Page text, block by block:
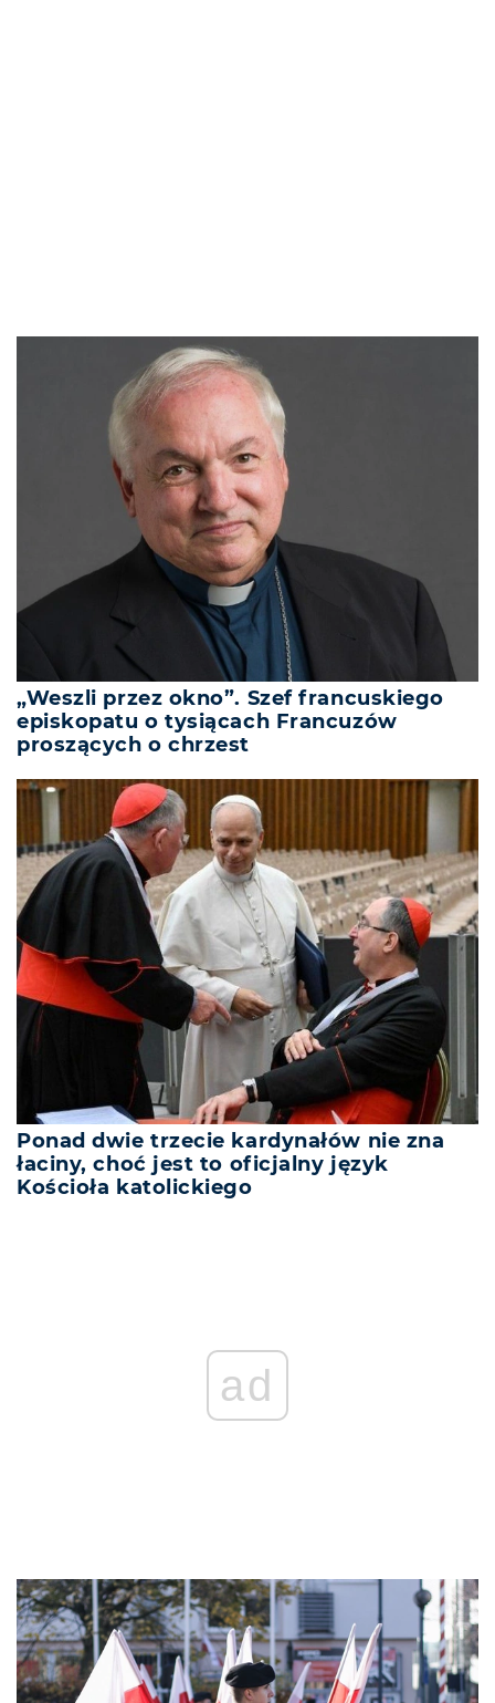
„Weszli przez okno”. Szef francuskiego
episkopatu o tysiącach Francuzów
proszących o chrzest
Ponad dwie trzecie kardynałów nie zna
łaciny, choć jest to oficjalny język
Kościoła katolickiego
ad